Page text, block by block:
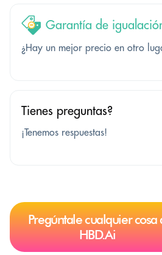
Garantía de
¿Hay un mejor precio en otro
Tienes preguntas?
¡Tenemos respuestas!
Pregúntale cualquier cosa
HBD.Ai